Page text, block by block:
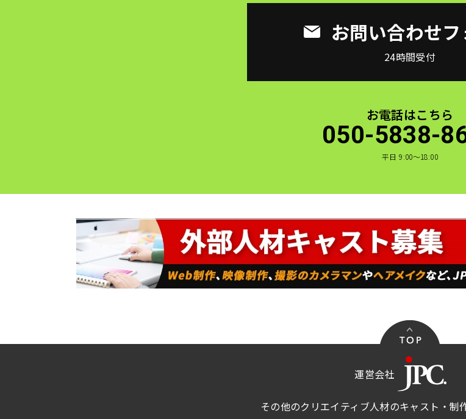
お問い合わせ
24時間受付
お電話はこちら
050-5838-
平日 9:00〜18:00
運営会社
その他のクリエイティブ人材のキャスト・制